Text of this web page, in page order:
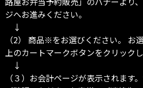
ジへお進みください。
↓
（2） 商品※をお選びください。 お
上のカートマークボタンをクリックし
↓
（３）お会計ページが表示されます